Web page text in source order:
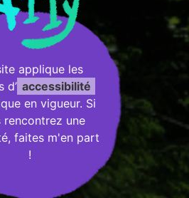
applique les
d’ accessibilité
en vigueur. Si
rencontrez une
faites m'en part
!